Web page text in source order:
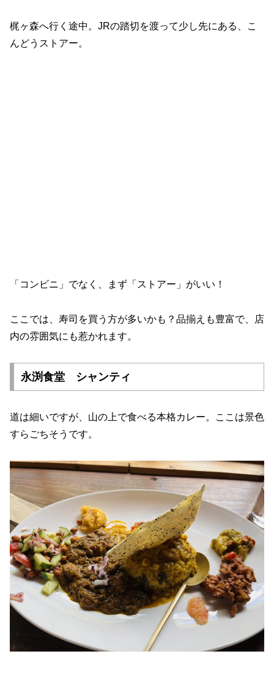
梶ヶ森へ行く途中。JRの踏切を渡って少し先にある、こ
んどうストアー。
「コンビニ」でなく、まず「ストアー」がいい！
ここでは、寿司を買う方が多いかも？品揃えも豊富で、店
内の雰囲気にも惹かれます。
永渕食堂 シャンティ
道は細いですが、山の上で食べる本格カレー。ここは景色
すらごちそうです。